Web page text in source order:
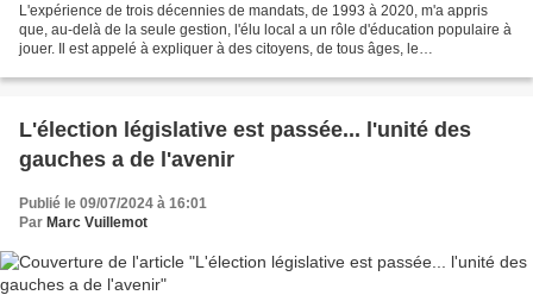
L'expérience de trois décennies de mandats, de 1993 à 2020, m'a appris
que, au-delà de la seule gestion, l'élu local a un rôle d'éducation populaire à
jouer. Il est appelé à expliquer à des citoyens, de tous âges, le
L'élection législative est passée... l'unité des
gauches a de l'avenir
Publié le 09/07/2024 à 16:01
Par Marc Vuillemot